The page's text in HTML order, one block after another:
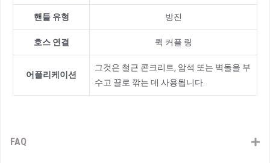
핸들 유형 방진
호스 연결 퀵 커플 링
어플리케이션
그것은 철근 콘크리트, 암석 또는 벽돌을 부
수고 끌로 깎는 데 사용됩니다.
FAQ